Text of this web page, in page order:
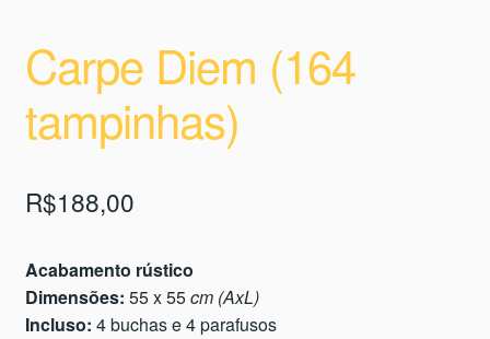
Carpe Diem (164
tampinhas)
R$188,00
Acabamento rústico
Dimensões: 55 x 55cm (AxL)
Incluso: 4 buchas e 4 parafusos